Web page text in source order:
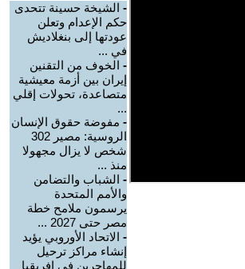
- الشيخة حسينة تتحدى
حكم الإعدام وتعلن
عودتها إلى بنغلاديش
في ...
- الخوف من التقنين
إيران بين أزمة معيشية
متصاعدة، تحولات إقلي
...
- مفوضة حقوق الإنسان
الروسية: مصير 302
شخص لا يزال مجهولا
منذ ...
- الشباب والتضامن
والأمم المتحدة
يرسمون ملامح خطة
مصر حتى 2027 ...
- الاتحاد الأوروبي يؤيد
إنشاء مراكز ترحيل
للمهاجرين في إفريقيا